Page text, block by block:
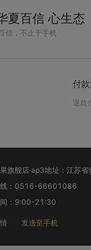
夏百信 心生态
信，不止于手机
付
退款
线：0516-66601086
：9:00-21:30
发送至手机